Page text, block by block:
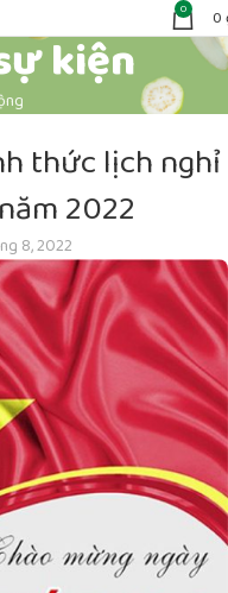
0 0
kiện
thức lịch nghỉ
2022
8, 2022